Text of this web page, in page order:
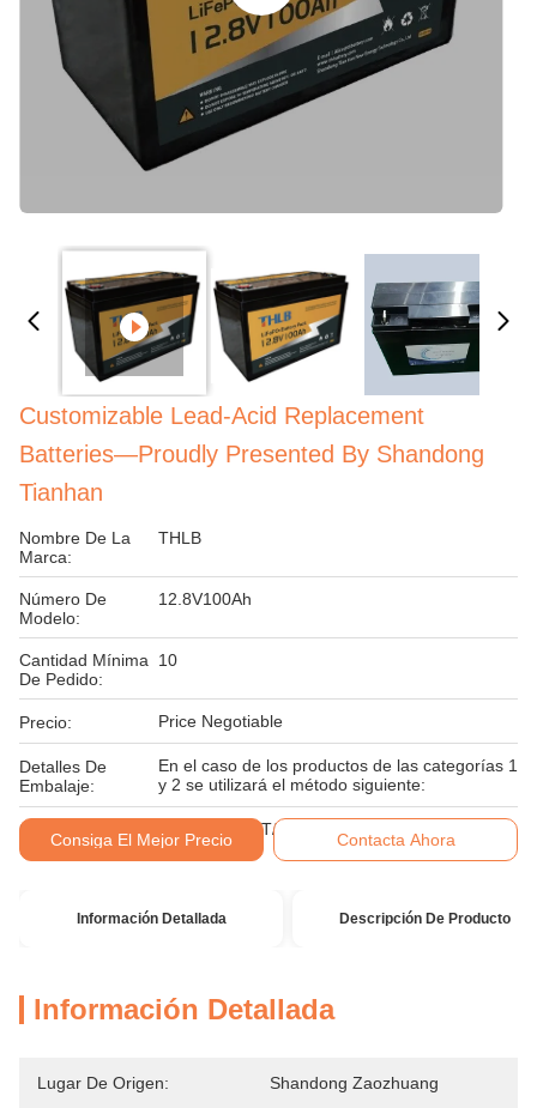
Customizable Lead-Acid Replacement
Batteries—Proudly Presented By Shandong
Tianhan
Nombre De La
Marca:
THLB
Número De
Modelo:
12.8V100Ah
Cantidad Mínima
De Pedido:
10
Precio: Price Negotiable
Detalles De
Embalaje:
En el caso de los productos de las categorías 1
y 2 se utilizará el método siguiente:
Condiciones De
Pago:
LC, D/A, D/P, T/T, Unión Occidental
Consiga El Mejor Precio Contacta Ahora
Información Detallada Descripción De Producto
Información Detallada
Lugar De Origen: Shandong Zaozhuang